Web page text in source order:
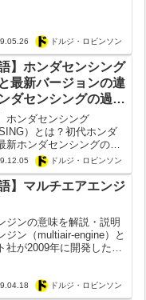
ドルジ・ロビンソン
】ホンダセンシング
最新バージョンの違
ダセンシングの過去
【日本電産・ボッシ
】
ホンダセンシング
）とは？初代ホンダ
新ホンダセンシングの違
センシングの評判や評価
紆余曲折の歴史など最新
グの未来がどうなるか考
ドルジ・ロビンソン
】マルチエアエンジ
ジンの意味を解説・説明
ジン（multiair-engine）と
社が2009年に開発したエ
式可変バルブ開閉メカニ
ドルジ・ロビンソン